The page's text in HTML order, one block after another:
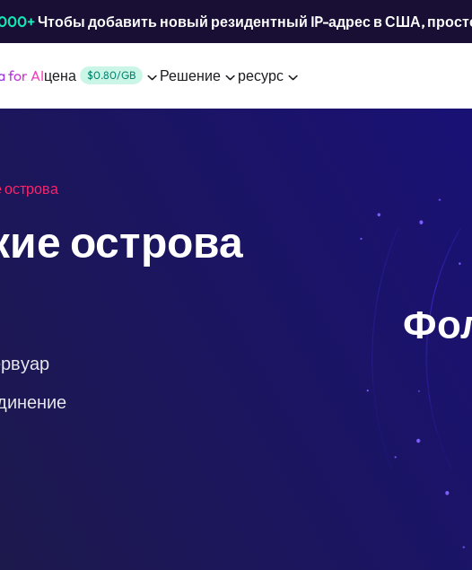
Чтобы добавить новый резидентный IP-адрес в США,
for AIцена $0.80/GB Решение ресурс
острова
острова